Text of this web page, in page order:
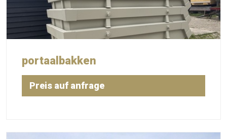
portaalbakken
Preis auf anfrage